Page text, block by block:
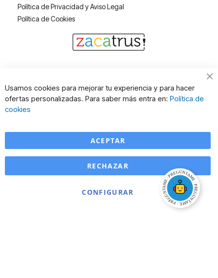
Política de Privacidad y Aviso Legal
Política de Cookies
Usamos cookies para mejorar tu experiencia y para hacer
ofertas personalizadas. Para saber más entra en: Política de
cookies
ACEPTAR
CONFIGURAR
RECHAZAR